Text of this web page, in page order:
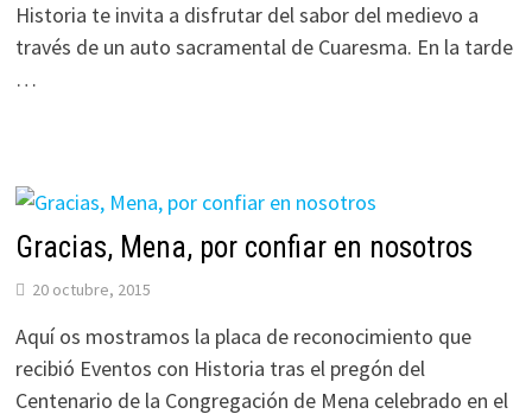
Historia te invita a disfrutar del sabor del medievo a
través de un auto sacramental de Cuaresma. En la tarde
…
Gracias, Mena, por confiar en nosotros
20 octubre, 2015
Aquí os mostramos la placa de reconocimiento que
recibió Eventos con Historia tras el pregón del
Centenario de la Congregación de Mena celebrado en el